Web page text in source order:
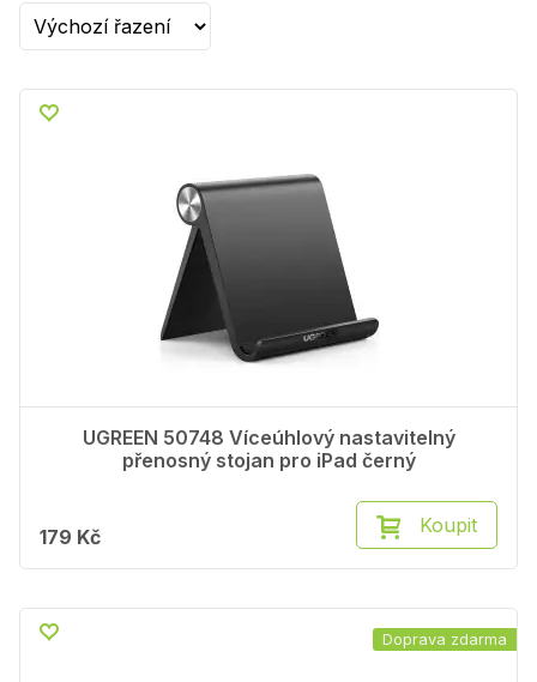
UGREEN 50748 Víceúhlový nastavitelný
přenosný stojan pro iPad černý
179 Kč Koupit
Doprava zdarma